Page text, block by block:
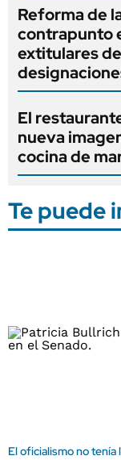
Reforma de
contrapunto
extitulares
El
nueva
cocina de
Te puede
El oficialismo no tenía